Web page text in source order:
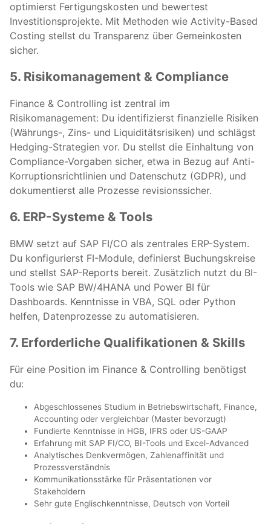
optimierst Fertigungskosten und bewertest
Investitionsprojekte. Mit Methoden wie Activity-Based
Costing stellst du Transparenz über Gemeinkosten
sicher.
5. Risikomanagement & Compliance
Finance & Controlling ist zentral im
Risikomanagement: Du identifizierst finanzielle Risiken
(Währungs-, Zins- und Liquiditätsrisiken) und schlägst
Hedging-Strategien vor. Du stellst die Einhaltung von
Compliance-Vorgaben sicher, etwa in Bezug auf Anti-
Korruptionsrichtlinien und Datenschutz (GDPR), und
dokumentierst alle Prozesse revisionssicher.
6. ERP-Systeme & Tools
BMW setzt auf SAP FI/CO als zentrales ERP-System.
Du konfigurierst FI-Module, definierst Buchungskreise
und stellst SAP-Reports bereit. Zusätzlich nutzt du BI-
Tools wie SAP BW/4HANA und Power BI für
Dashboards. Kenntnisse in VBA, SQL oder Python
helfen, Datenprozesse zu automatisieren.
7. Erforderliche Qualifikationen & Skills
Für eine Position im Finance & Controlling benötigst
du:
Abgeschlossenes Studium in Betriebswirtschaft, Finance,
Accounting oder vergleichbar (Master bevorzugt)
Fundierte Kenntnisse in HGB, IFRS oder US-GAAP
Erfahrung mit SAP FI/CO, BI-Tools und Excel-Advanced
Analytisches Denkvermögen, Zahlenaffinität und
Prozessverständnis
Kommunikationsstärke für Präsentationen vor
Stakeholdern
Sehr gute Englischkenntnisse, Deutsch von Vorteil